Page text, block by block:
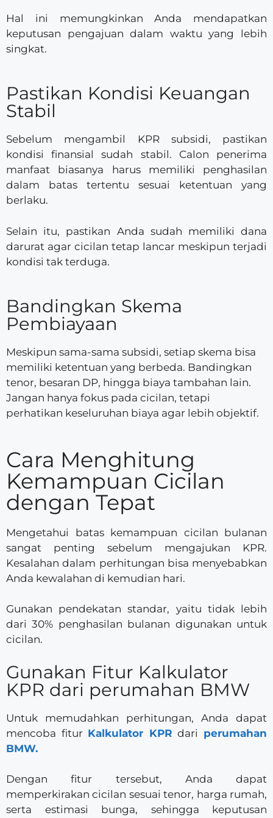
Hal ini memungkinkan Anda mendapatkan
keputusan pengajuan dalam waktu yang lebih
singkat.
Pastikan Kondisi Keuangan
Stabil
Sebelum mengambil KPR subsidi, pastikan
kondisi finansial sudah stabil. Calon penerima
manfaat biasanya harus memiliki penghasilan
dalam batas tertentu sesuai ketentuan yang
berlaku.
Selain itu, pastikan Anda sudah memiliki dana
darurat agar cicilan tetap lancar meskipun terjadi
kondisi tak terduga.
Bandingkan Skema
Pembiayaan
Meskipun sama-sama subsidi, setiap skema bisa
memiliki ketentuan yang berbeda. Bandingkan
tenor, besaran DP, hingga biaya tambahan lain.
Jangan hanya fokus pada cicilan, tetapi
perhatikan keseluruhan biaya agar lebih objektif.
Cara Menghitung
Kemampuan Cicilan
dengan Tepat
Mengetahui batas kemampuan cicilan bulanan
sangat penting sebelum mengajukan KPR.
Kesalahan dalam perhitungan bisa menyebabkan
Anda kewalahan di kemudian hari.
Gunakan pendekatan standar, yaitu tidak lebih
dari 30% penghasilan bulanan digunakan untuk
cicilan.
Gunakan Fitur Kalkulator
KPR dari perumahan BMW
Untuk memudahkan perhitungan, Anda dapat
mencoba fitur Kalkulator KPR dari perumahan
BMW.
Dengan fitur tersebut, Anda dapat
memperkirakan cicilan sesuai tenor, harga rumah,
serta estimasi bunga, sehingga keputusan